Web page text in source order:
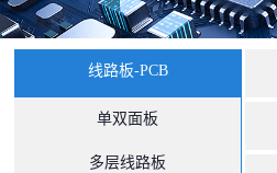
线路板-PCB
单双面板
多层线路板